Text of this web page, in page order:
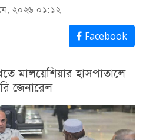
২০২৬ ০১:১২
Facebook
মালয়েশিয়ার হাসপাতালে
জেনারেল